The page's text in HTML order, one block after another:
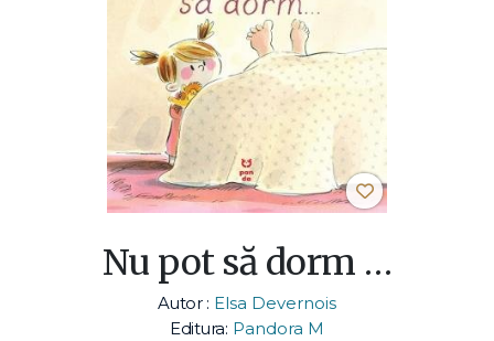
Nu pot să dorm …
Autor : Elsa Devernois
Editura: Pandora M